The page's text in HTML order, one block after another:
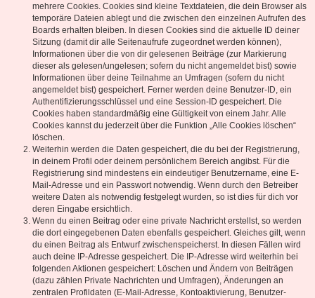
mehrere Cookies. Cookies sind kleine Textdateien, die dein Browser als
temporäre Dateien ablegt und die zwischen den einzelnen Aufrufen des
Boards erhalten bleiben. In diesen Cookies sind die aktuelle ID deiner
Sitzung (damit dir alle Seitenaufrufe zugeordnet werden können),
Informationen über die von dir gelesenen Beiträge (zur Markierung
dieser als gelesen/ungelesen; sofern du nicht angemeldet bist) sowie
Informationen über deine Teilnahme an Umfragen (sofern du nicht
angemeldet bist) gespeichert. Ferner werden deine Benutzer-ID, ein
Authentifizierungsschlüssel und eine Session-ID gespeichert. Die
Cookies haben standardmäßig eine Gültigkeit von einem Jahr. Alle
Cookies kannst du jederzeit über die Funktion „Alle Cookies löschen“
löschen.
Weiterhin werden die Daten gespeichert, die du bei der Registrierung,
in deinem Profil oder deinem persönlichem Bereich angibst. Für die
Registrierung sind mindestens ein eindeutiger Benutzername, eine E-
Mail-Adresse und ein Passwort notwendig. Wenn durch den Betreiber
weitere Daten als notwendig festgelegt wurden, so ist dies für dich vor
deren Eingabe ersichtlich.
Wenn du einen Beitrag oder eine private Nachricht erstellst, so werden
die dort eingegebenen Daten ebenfalls gespeichert. Gleiches gilt, wenn
du einen Beitrag als Entwurf zwischenspeicherst. In diesen Fällen wird
auch deine IP-Adresse gespeichert. Die IP-Adresse wird weiterhin bei
folgenden Aktionen gespeichert: Löschen und Ändern von Beiträgen
(dazu zählen Private Nachrichten und Umfragen), Änderungen an
zentralen Profildaten (E-Mail-Adresse, Kontoaktivierung, Benutzer-